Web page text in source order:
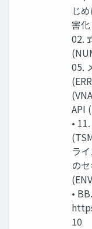
じ
害
02.
05.
API
•
ラ
の
•
10